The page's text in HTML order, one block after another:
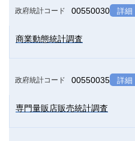
政府統計コード 00550030 詳細
商業動態統計調査
政府統計コード 00550035 詳細
専門量販店販売統計調査